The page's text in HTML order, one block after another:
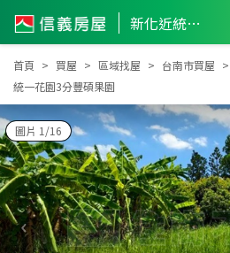
新化近統一花園3分豐碩果園
首頁 買屋 區域找屋 台南市買屋
統一花園3分豐碩果園
圖片 1/16